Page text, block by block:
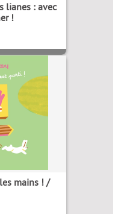
lianes : avec
!
mains ! /